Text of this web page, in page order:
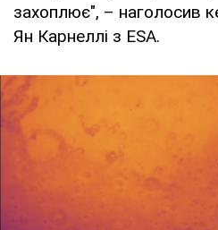
захоплює", – наголосив
Ян Карнеллі з ESA.